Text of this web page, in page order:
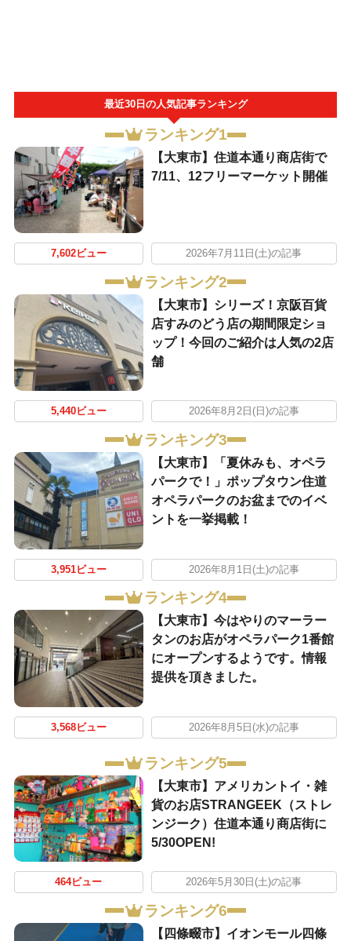
最近30日の人気記事ランキング
ランキング1
【大東市】住道本通り商店街で
7/11、12フリーマーケット開催
7,602ビュー 2026年7月11日(土)の記事
ランキング2
【大東市】シリーズ！京阪百貨
店すみのどう店の期間限定ショ
ップ！今回のご紹介は人気の2店
舗
5,440ビュー 2026年8月2日(日)の記事
ランキング3
【大東市】「夏休みも、オペラ
パークで！」ポップタウン住道
オペラパークのお盆までのイベ
ントを一挙掲載！
3,951ビュー 2026年8月1日(土)の記事
ランキング4
【大東市】今はやりのマーラー
タンのお店がオペラパーク1番館
にオープンするようです。情報
提供を頂きました。
3,568ビュー 2026年8月5日(水)の記事
ランキング5
【大東市】アメリカントイ・雑
貨のお店STRANGEEK（ストレ
ンジーク）住道本通り商店街に
5/30OPEN!
464ビュー 2026年5月30日(土)の記事
ランキング6
【四條畷市】イオンモール四條